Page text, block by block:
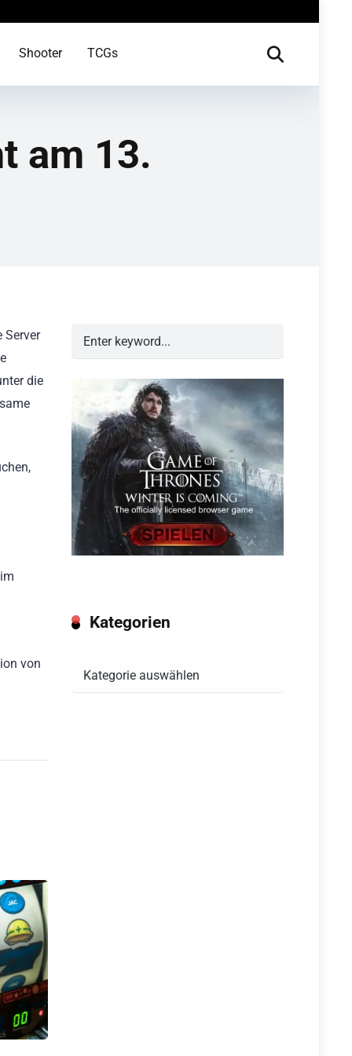
Shooter TCGs
am 13.
Server
die
von
Kategorien